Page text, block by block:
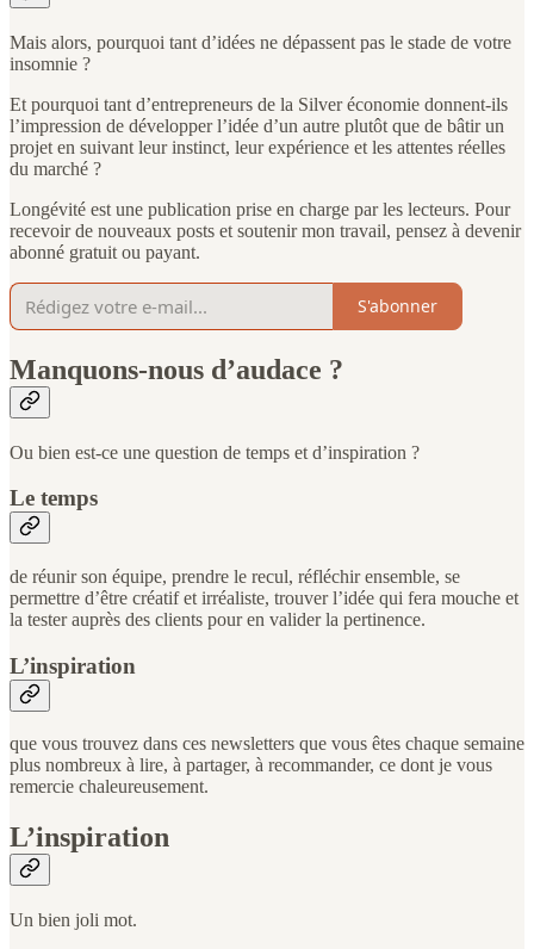
Mais alors, pourquoi tant d’idées ne dépassent pas le stade de votre
insomnie ?
Et pourquoi tant d’entrepreneurs de la Silver économie donnent-ils
l’impression de développer l’idée d’un autre plutôt que de bâtir un
projet en suivant leur instinct, leur expérience et les attentes réelles
du marché ?
Longévité est une publication prise en charge par les lecteurs. Pour
recevoir de nouveaux posts et soutenir mon travail, pensez à devenir
abonné gratuit ou payant.
S'abonner
Manquons-nous d’audace ?
Ou bien est-ce une question de temps et d’inspiration ?
Le temps
de réunir son équipe, prendre le recul, réfléchir ensemble, se
permettre d’être créatif et irréaliste, trouver l’idée qui fera mouche et
la tester auprès des clients pour en valider la pertinence.
L’inspiration
que vous trouvez dans ces newsletters que vous êtes chaque semaine
plus nombreux à lire, à partager, à recommander, ce dont je vous
remercie chaleureusement.
L’inspiration
Un bien joli mot.